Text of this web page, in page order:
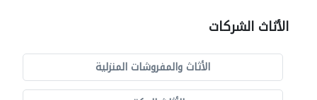
الأثاث الشركات
الأثاث والمفروشات المنزلية